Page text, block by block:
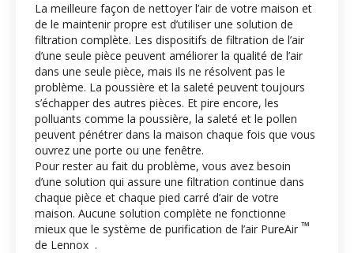
La meilleure façon de nettoyer l’air de votre maison et
de le maintenir propre est d’utiliser une solution de
filtration complète. Les dispositifs de filtration de l’air
d’une seule pièce peuvent améliorer la qualité de l’air
dans une seule pièce, mais ils ne résolvent pas le
problème. La poussière et la saleté peuvent toujours
s’échapper des autres pièces. Et pire encore, les
polluants comme la poussière, la saleté et le pollen
peuvent pénétrer dans la maison chaque fois que vous
ouvrez une porte ou une fenêtre.
Pour rester au fait du problème, vous avez besoin
d’une solution qui assure une filtration continue dans
chaque pièce et chaque pied carré d’air de votre
maison. Aucune solution complète ne fonctionne
mieux que le système de purification de l’air PureAir ™
de Lennox .